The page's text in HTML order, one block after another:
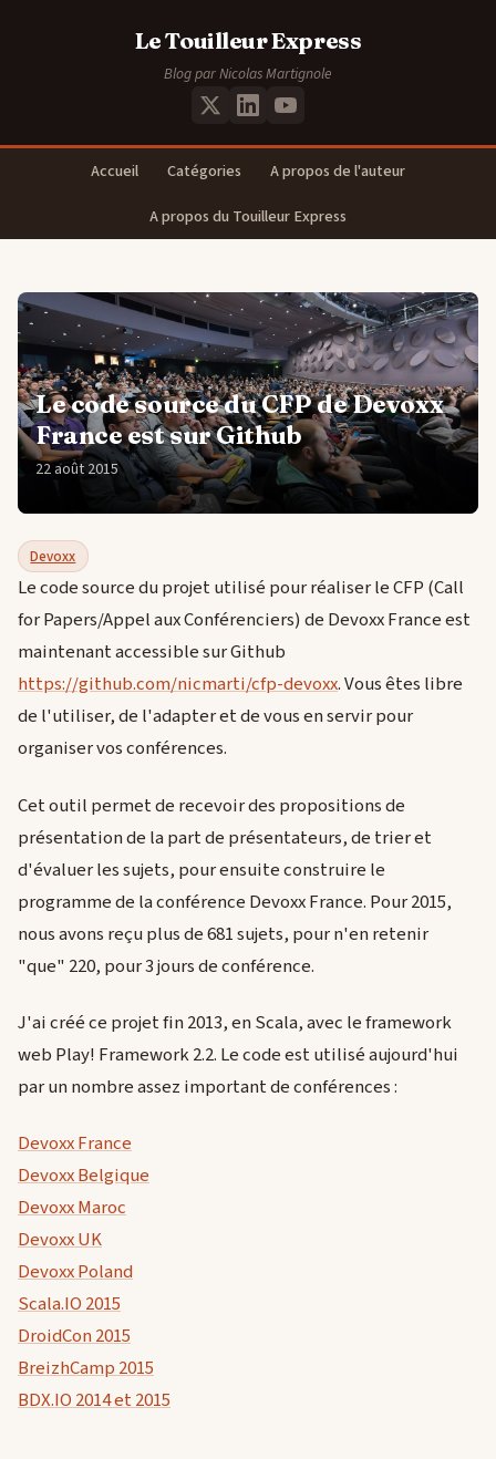
Le Touilleur Express
Blog par Nicolas Martignole
Accueil Catégories
A propos de l'auteur
A propos du Touilleur Express
Le code source du CFP de Devoxx
France est sur Github
22 août 2015
Devoxx
Le code source du projet utilisé pour réaliser le CFP (Call
for Papers/Appel aux Conférenciers) de Devoxx France est
maintenant accessible sur Github
https://github.com/nicmarti/cfp-devoxx. Vous êtes libre
de l'utiliser, de l'adapter et de vous en servir pour
organiser vos conférences.
Cet outil permet de recevoir des propositions de
présentation de la part de présentateurs, de trier et
d'évaluer les sujets, pour ensuite construire le
programme de la conférence Devoxx France. Pour 2015,
nous avons reçu plus de 681 sujets, pour n'en retenir
"que" 220, pour 3 jours de conférence.
J'ai créé ce projet fin 2013, en Scala, avec le framework
web Play! Framework 2.2. Le code est utilisé aujourd'hui
par un nombre assez important de conférences :
Devoxx France
Devoxx Belgique
Devoxx Maroc
Devoxx UK
Devoxx Poland
Scala.IO 2015
DroidCon 2015
BreizhCamp 2015
BDX.IO 2014 et 2015